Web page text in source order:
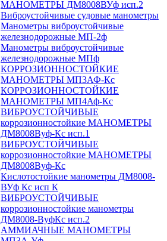
МАНОМЕТРЫ ДМ8008ВУф исп.2
Виброустойчивые судовые манометры
Манометры виброустойчивые
железнодорожные МП-2ф
Манометры виброустойчивые
железнодорожные МПф
КОРРОЗИОННОСТОЙКИЕ
МАНОМЕТРЫ МП3АФ-Кс
КОРРОЗИОННОСТОЙКИЕ
МАНОМЕТРЫ МП4Аф-Кс
ВИБРОУСТОЙЧИВЫЕ
коррозионностойкие МАНОМЕТРЫ
ДМ8008Вуф-Кс исп.1
ВИБРОУСТОЙЧИВЫЕ
коррозионностойкие МАНОМЕТРЫ
ДМ8008Вуф-Кс
Кислотостойкие манометры ДМ8008-
ВУф Кс исп К
ВИБРОУСТОЙЧИВЫЕ
коррозионностойкие манометры
ДМ8008-ВуфКс исп.2
АММИАЧНЫЕ МАНОМЕТРЫ